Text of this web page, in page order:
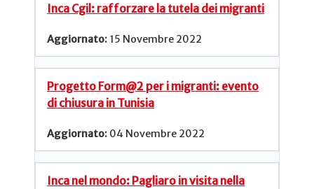
Inca Cgil: rafforzare la tutela dei migranti
15 Novembre 2022
Progetto Form@2 per i migranti: evento
di chiusura in Tunisia
04 Novembre 2022
Inca nel mondo: Pagliaro in visita nella